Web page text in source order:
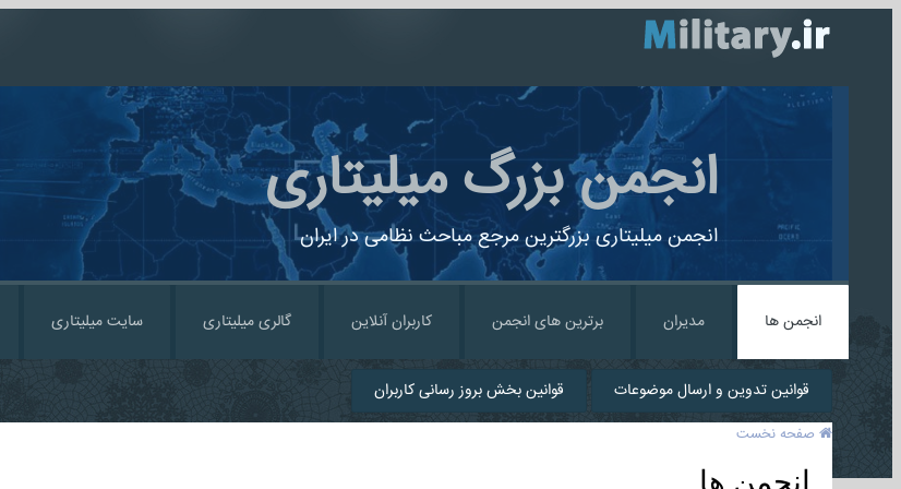
انجمن بزرگ میلیتاری
انجمن میلیتاری بزرگترین مرجع مباحث نظامی در ایران
انجمن ها مدیران برترین های انجمن کاربران آنلاین گالری میلیتاری سایت میلیتاری
قوانین تدوین و ارسال موضوعات قوانین بخش بروز رسانی کاربران
صفحه نخست
انجمن ها